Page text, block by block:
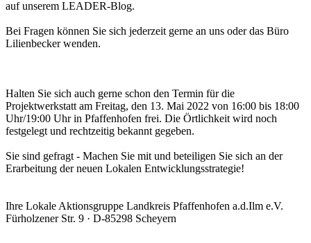
auf unserem LEADER-Blog.
Bei Fragen können Sie sich jederzeit gerne an uns oder das Büro
Lilienbecker wenden.
Halten Sie sich auch gerne schon den Termin für die
Projektwerkstatt am Freitag, den 13. Mai 2022 von 16:00 bis 18:00
Uhr/19:00 Uhr in Pfaffenhofen frei. Die Örtlichkeit wird noch
festgelegt und rechtzeitig bekannt gegeben.
Sie sind gefragt - Machen Sie mit und beteiligen Sie sich an der
Erarbeitung der neuen Lokalen Entwicklungsstrategie!
Ihre Lokale Aktionsgruppe Landkreis Pfaffenhofen a.d.Ilm e.V.
Fürholzener Str. 9 · D-85298 Scheyern